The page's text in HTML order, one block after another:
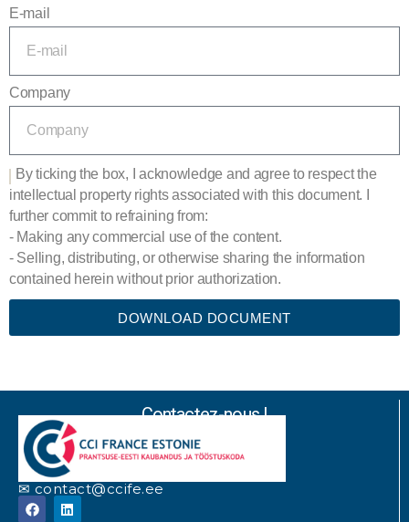
E-mail
Company
By ticking the box, I acknowledge and agree to respect the
intellectual property rights associated with this document. I
further commit to refraining from:
- Making any commercial use of the content.
- Selling, distributing, or otherwise sharing the information
contained herein without prior authorization.
DOWNLOAD DOCUMENT
Contactez-nous !
✉ contact@ccife.ee